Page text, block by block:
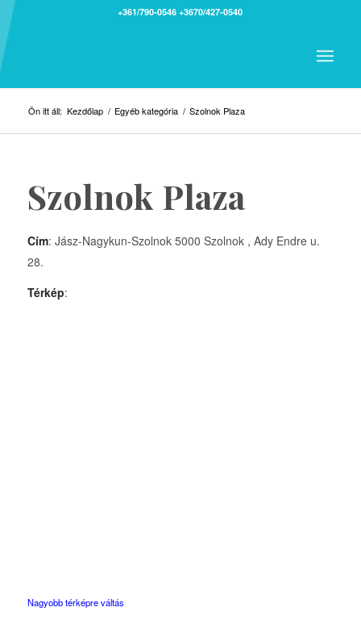
+361/790-0546 +3670/427-0540
Ön itt áll: Kezdőlap / Egyéb kategória / Szolnok Plaza
Szolnok Plaza
Cím: Jász-Nagykun-Szolnok 5000 Szolnok , Ady Endre u.
28.
Térkép:
Nagyobb térképre váltás